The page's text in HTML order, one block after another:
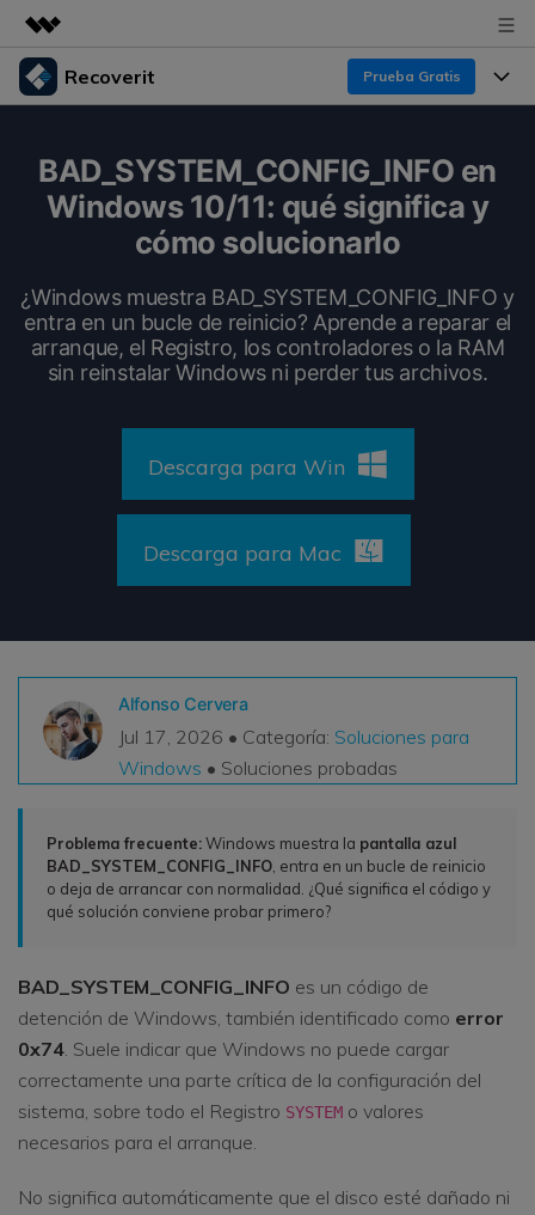
Productos destacados
Utilidades
Empresas
Resumen
Sala de prensa
Tienda
Recoverit Prueba Gratis
Recoverit para Windows
Pruébalo Gratis
Recoverit para Mac
Recupera datos ilimitados del sistema Mac
Pruébalo Gratis
Otros Productos
Repairit - Reparar Datos
UBackit - Respaldar Datos
Funciones
Recuperar Medios Borrados
Soluciones de Recuperación Exclusivas Nuevo
VER TODAS LAS FUNCIONES
Recursos
Por qué Recoverit
Historias de Clientes
DESCARGAR
BAD_SYSTEM_CONFIG_INFO en
Windows 10/11: qué significa y
cómo solucionarlo
¿Windows muestra BAD_SYSTEM_CONFIG_INFO y
entra en un bucle de reinicio? Aprende a reparar el
arranque, el Registro, los controladores o la RAM
sin reinstalar Windows ni perder tus archivos.
Descarga para Win
Descarga para Mac
Alfonso Cervera
Jul 17, 2026 • Categoría: Soluciones para
Windows • Soluciones probadas
Problema frecuente:Windows muestra la pantalla azul
BAD_SYSTEM_CONFIG_INFO , entra en un bucle de reinicio
o deja de arrancar con normalidad. ¿Qué significa el código y
qué solución conviene probar primero?
BAD_SYSTEM_CONFIG_INFO es un código de
detención de Windows, también identificado como error
0x74. Suele indicar que Windows no puede cargar
correctamente una parte crítica de la configuración del
sistema, sobre todo el Registro SYSTEM o valores
necesarios para el arranque.
No significa automáticamente que el disco esté dañado ni